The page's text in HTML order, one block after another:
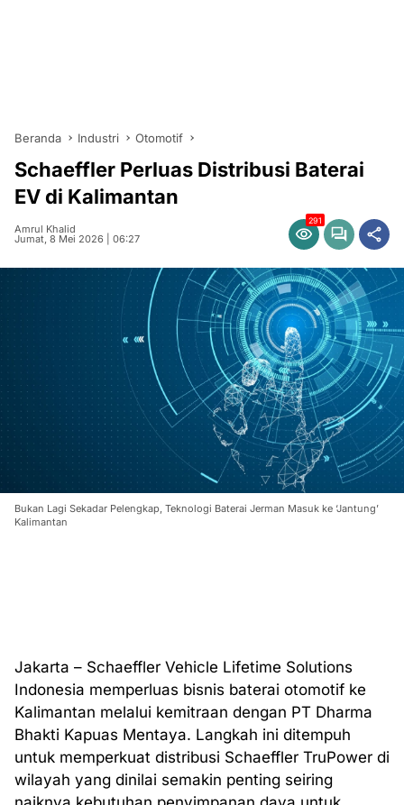
Beranda Industri Otomotif
Schaeffler Perluas Distribusi Baterai
EV di Kalimantan
Amrul Khalid
Jumat, 8 Mei 2026 | 06:27
291
Bukan Lagi Sekadar Pelengkap, Teknologi Baterai Jerman Masuk ke ‘Jantung’
Kalimantan
Jakarta – Schaeffler Vehicle Lifetime Solutions
Indonesia memperluas bisnis baterai otomotif ke
Kalimantan melalui kemitraan dengan PT Dharma
Bhakti Kapuas Mentaya. Langkah ini ditempuh
untuk memperkuat distribusi Schaeffler TruPower di
wilayah yang dinilai semakin penting seiring